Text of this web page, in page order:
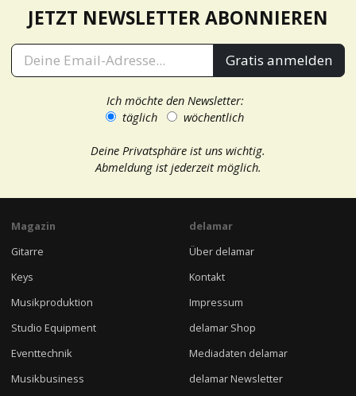
JETZT NEWSLETTER ABONNIEREN
Gratis anmelden
Ich möchte den Newsletter:
täglich
wöchentlich
Deine Privatsphäre ist uns wichtig.
Abmeldung ist jederzeit möglich.
Magazin
Gitarre
Keys
Musikproduktion
Studio Equipment
Eventtechnik
Musikbusiness
delamar
Über delamar
Kontakt
Impressum
delamar Shop
Mediadaten delamar
delamar Newsletter